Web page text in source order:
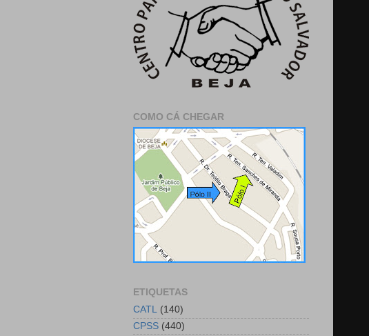
COMO CÁ CHEGAR
ETIQUETAS
CATL (140)
CPSS (440)